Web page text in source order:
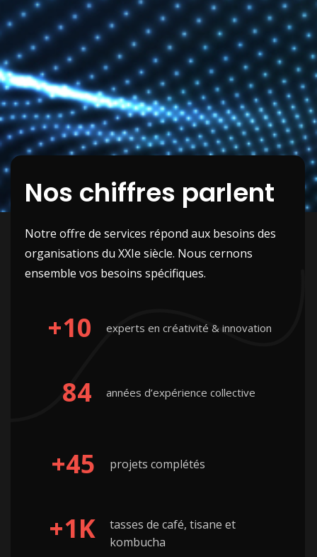
Nos chiffres parlent
Notre offre de services répond aux besoins des
organisations du XXIe siècle. Nous cernons
ensemble vos besoins spécifiques.
+10 experts en créativité & innovation
84 années d’expérience collective
+45 projets complétés
+1K
tasses de café, tisane et
kombucha